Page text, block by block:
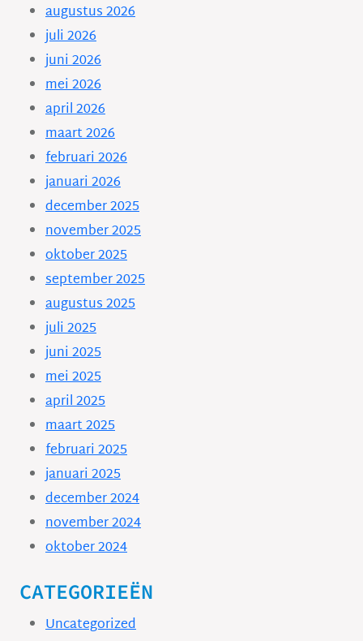
augustus 2026
juli 2026
juni 2026
mei 2026
april 2026
maart 2026
februari 2026
januari 2026
december 2025
november 2025
oktober 2025
september 2025
augustus 2025
juli 2025
juni 2025
mei 2025
april 2025
maart 2025
februari 2025
januari 2025
december 2024
november 2024
oktober 2024
CATEGORIEËN
Uncategorized